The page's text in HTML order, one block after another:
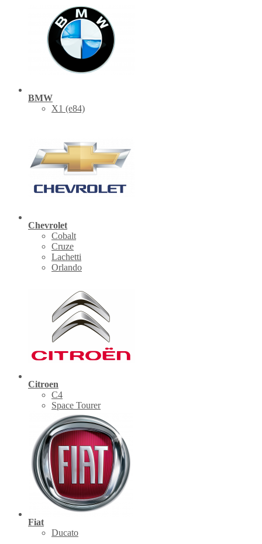
BMW
X1 (е84)
Chevrolet
Cobalt
Cruze
Lachetti
Orlando
Citroen
C4
Space Tourer
Fiat
Ducato